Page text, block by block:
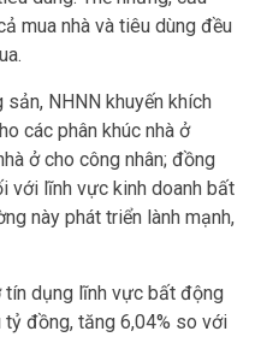
mua nhà và tiêu dùng đều
NHNN khuyến khích
các phân khúc nhà ở
ở cho công nhân; đồng
với lĩnh vực kinh doanh bất
này phát triển lành mạnh,
dụng lĩnh vực bất động
đồng, tăng 6,04% so với